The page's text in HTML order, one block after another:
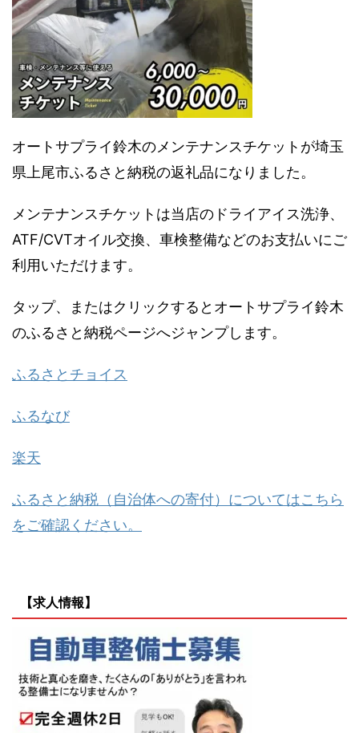
オートサプライ鈴木のメンテナンスチケットが埼玉
県上尾市ふるさと納税の返礼品になりました。
メンテナンスチケットは当店のドライアイス洗浄、
ATF/CVTオイル交換、車検整備などのお支払いにご
利用いただけます。
タップ、またはクリックするとオートサプライ鈴木
のふるさと納税ページへジャンプします。
ふるさとチョイス
ふるなび
楽天
ふるさと納税（自治体への寄付）についてはこちら
をご確認ください。
【求人情報】